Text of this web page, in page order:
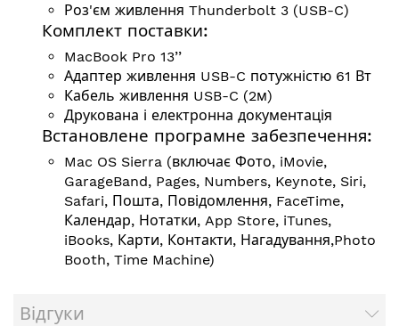
Роз'єм живлення Thunderbolt 3 (USB-C)
Комплект поставки:
MacBook Pro 13’’
Адаптер живлення USB-C потужністю 61 Вт
Кабель живлення USB-C (2м)
Друкована і електронна документація
Встановлене програмне забезпечення:
Mac OS Sierra (включає Фото, iMovie,
GarageBand, Pages, Numbers, Keynote, Siri,
Safari, Пошта, Повідомлення, FaceTime,
Календар, Нотатки, App Store, iTunes,
iBooks, Карти, Контакти, Нагадування,Photo
Booth, Time Machine)
Відгуки